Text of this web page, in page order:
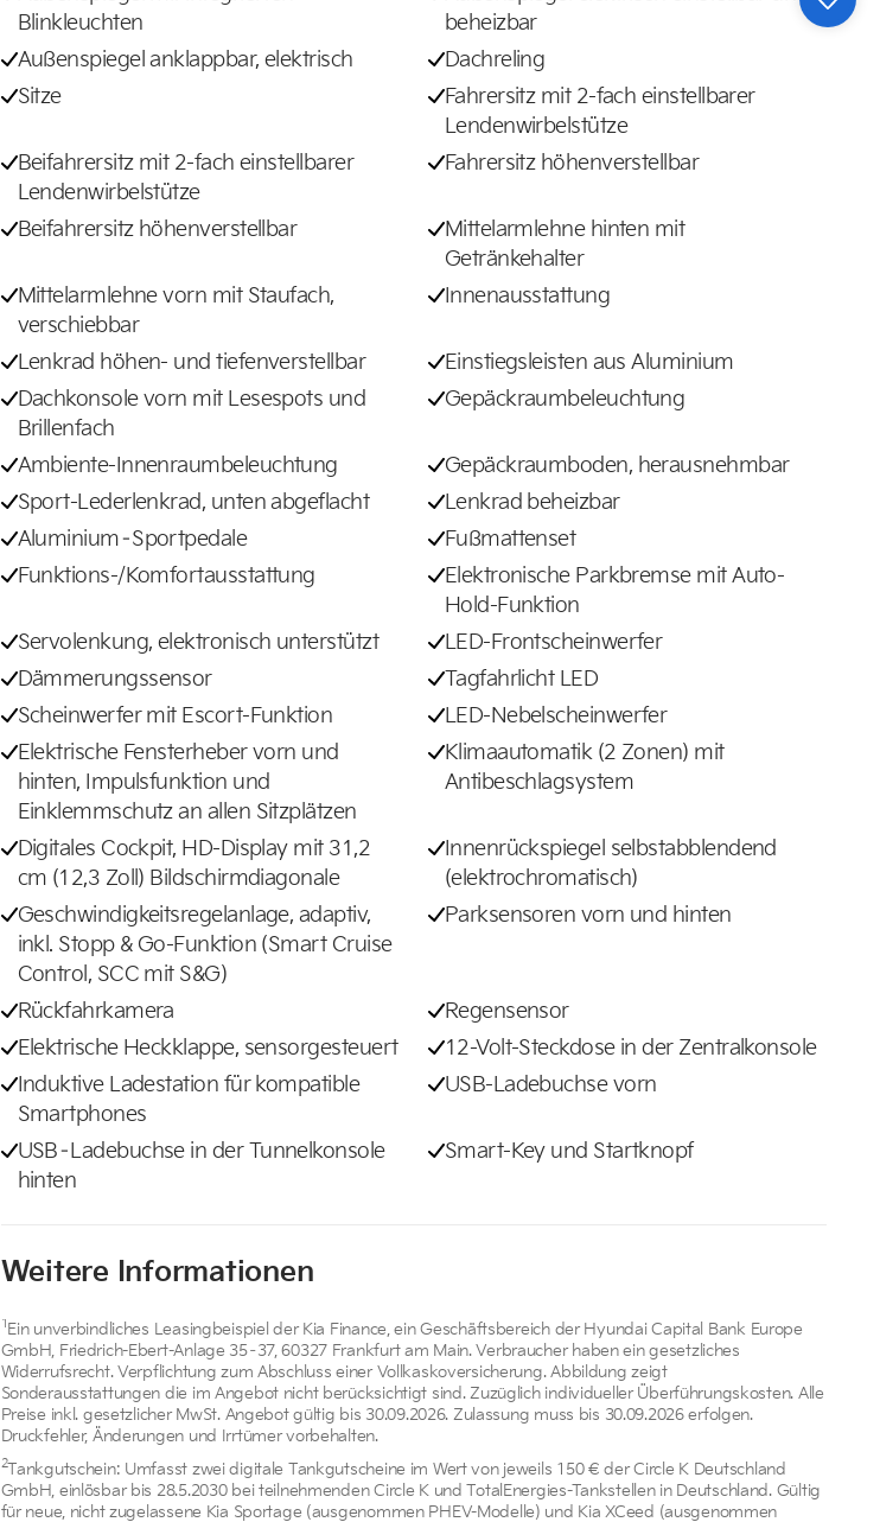
Blinkleuchten
beheizbar
Außenspiegel anklappbar, elektrisch
Dachreling
Sitze
Fahrersitz mit 2-fach einstellbarer
Lendenwirbelstütze
Beifahrersitz mit 2-fach einstellbarer
Lendenwirbelstütze
Fahrersitz höhenverstellbar
Beifahrersitz höhenverstellbar
Mittelarmlehne hinten mit
Getränkehalter
Mittelarmlehne vorn mit Staufach,
verschiebbar
Innenausstattung
Lenkrad höhen- und tiefenverstellbar
Einstiegsleisten aus Aluminium
Dachkonsole vorn mit Lesespots und
Brillenfach
Gepäckraumbeleuchtung
Ambiente-Innenraumbeleuchtung
Gepäckraumboden, herausnehmbar
Sport-Lederlenkrad, unten abgeflacht
Lenkrad beheizbar
Aluminium–Sportpedale
Fußmattenset
Funktions-/Komfortausstattung
Elektronische Parkbremse mit Auto-
Hold-Funktion
Servolenkung, elektronisch unterstützt
LED-Frontscheinwerfer
Dämmerungssensor
Tagfahrlicht LED
Scheinwerfer mit Escort-Funktion
LED-Nebelscheinwerfer
Elektrische Fensterheber vorn und
hinten, Impulsfunktion und
Einklemmschutz an allen Sitzplätzen
Klimaautomatik (2 Zonen) mit
Antibeschlagsystem
Digitales Cockpit, HD-Display mit 31,2
cm (12,3 Zoll) Bildschirmdiagonale
Innenrückspiegel selbstabblendend
(elektrochromatisch)
Geschwindigkeitsregelanlage, adaptiv,
inkl. Stopp & Go-Funktion (Smart Cruise
Control, SCC mit S&G)
Parksensoren vorn und hinten
Rückfahrkamera
Regensensor
Elektrische Heckklappe, sensorgesteuert
12-Volt-Steckdose in der Zentralkonsole
Induktive Ladestation für kompatible
Smartphones
USB-Ladebuchse vorn
USB–Ladebuchse in der Tunnelkonsole
hinten
Smart-Key und Startknopf
Weitere Informationen
1Ein unverbindliches Leasingbeispiel der Kia Finance, ein Geschäftsbereich der Hyundai Capital Bank Europe
GmbH, Friedrich-Ebert-Anlage 35–37, 60327 Frankfurt am Main. Verbraucher haben ein gesetzliches
Widerrufsrecht. Verpflichtung zum Abschluss einer Vollkaskoversicherung. Abbildung zeigt
Sonderausstattungen die im Angebot nicht berücksichtigt sind. Zuzüglich individueller Überführungskosten. Alle
Preise inkl. gesetzlicher MwSt. Angebot gültig bis 30.09.2026. Zulassung muss bis 30.09.2026 erfolgen.
Druckfehler, Änderungen und Irrtümer vorbehalten.
2Tankgutschein: Umfasst zwei digitale Tankgutscheine im Wert von jeweils 150 € der Circle K Deutschland
GmbH, einlösbar bis 28.5.2030 bei teilnehmenden Circle K und TotalEnergies-Tankstellen in Deutschland. Gültig
für neue, nicht zugelassene Kia Sportage (ausgenommen PHEV-Modelle) und Kia XCeed (ausgenommen